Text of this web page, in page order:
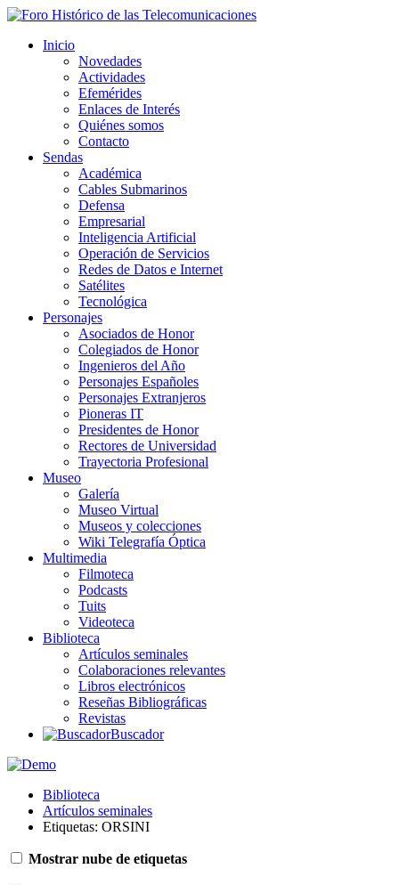
Inicio
Novedades
Actividades
Efemérides
Enlaces de Interés
Quiénes somos
Contacto
Sendas
Académica
Cables Submarinos
Defensa
Empresarial
Inteligencia Artificial
Operación de Servicios
Redes de Datos e Internet
Satélites
Tecnológica
Personajes
Asociados de Honor
Colegiados de Honor
Ingenieros del Año
Personajes Españoles
Personajes Extranjeros
Pioneras IT
Presidentes de Honor
Rectores de Universidad
Trayectoria Profesional
Museo
Galería
Museo Virtual
Museos y colecciones
Wiki Telegrafía Óptica
Multimedia
Filmoteca
Podcasts
Tuits
Videoteca
Biblioteca
Artículos seminales
Colaboraciones relevantes
Libros electrónicos
Reseñas Bibliográficas
Revistas
Buscador
Biblioteca
Artículos seminales
Etiquetas: ORSINI
Mostrar nube de etiquetas